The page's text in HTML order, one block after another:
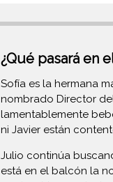
¿Qué pasará en
Sofía es la hermana
nombrado Director
lamentablemente
ni Javier están
Julio continúa
está en el balcón la